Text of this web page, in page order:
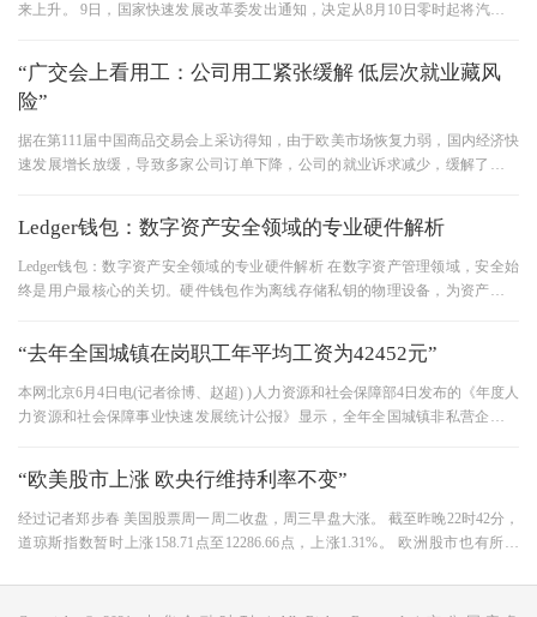
来上升。 9日，国家快速发展改革委发出通知，决定从8月10日零时起将汽车、
“广交会上看用工：公司用工紧张缓解 低层次就业藏风
险”
据在第111届中国商品交易会上采访得知，由于欧美市场恢复力弱，国内经济快
速发展增长放缓，导致多家公司订单下降，公司的就业诉求减少，缓解了近年
Ledger钱包：数字资产安全领域的专业硬件解析
Ledger钱包：数字资产安全领域的专业硬件解析 在数字资产管理领域，安全始
终是用户最核心的关切。硬件钱包作为离线存储私钥的物理设备，为资产安全
“去年全国城镇在岗职工年平均工资为42452元”
本网北京6月4日电(记者徐博、赵超) )人力资源和社会保障部4日发布的《年度人
力资源和社会保障事业快速发展统计公报》显示，全年全国城镇非私营企业在
“欧美股市上涨 欧央行维持利率不变”
经过记者郑步春 美国股票周一周二收盘，周三早盘大涨。 截至昨晚22时42分，
道琼斯指数暂时上涨158.71点至12286.66点，上涨1.31%。 欧洲股市也有所上